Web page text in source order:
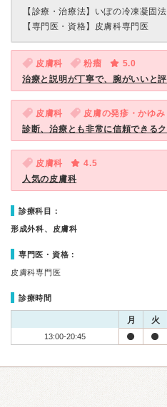
【診療・治療法】 いぼの冷凍凝固法
【専門医・資格】 皮膚科専門医
皮膚科 粉瘤
5.0
治療と説明が丁寧で、腕がいいと評
皮膚科 皮膚の発疹・かゆみ
診断、治療とも非常に信頼できる
皮膚科
4.5
人気の皮膚科
診療科目：
形成外科、皮膚科
専門医・資格：
皮膚科専門医
診療時間
月 火
13:00-20:45